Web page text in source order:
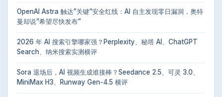
OpenAI Astra 触达”关键”安全红线：AI 自主发现零日漏洞，奥特
曼却说”希望尽快发布”
2026 年 AI 搜索引擎哪家强？Perplexity、秘塔 AI、ChatGPT
Search、纳米搜索实测横评
Sora 退场后，AI 视频生成谁接棒？Seedance 2.5、可灵 3.0、
MiniMax H3、Runway Gen-4.5 横评